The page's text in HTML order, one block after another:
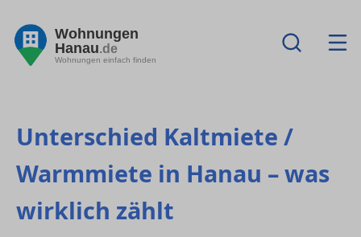
Wohnungen
Hanau.de
Wohnungen einfach finden
Unterschied Kaltmiete /
Warmmiete in Hanau – was
wirklich zählt